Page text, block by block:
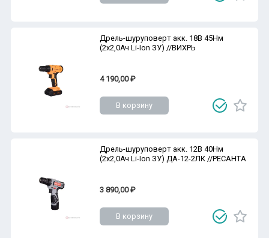
Дрель-шуруповерт акк. 18В 45Нм
(2х2,0Ач Li-Ion ЗУ) //ВИХРЬ
4 190,00 ₽
В корзину
Дрель-шуруповерт акк. 12В 40Нм
(2х2,0Ач Li-Ion ЗУ) ДА-12-2ЛК //РЕСАНТА
3 890,00 ₽
В корзину